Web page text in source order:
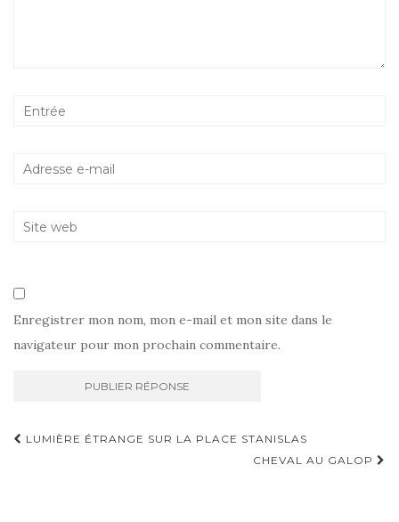
Enregistrer mon nom, mon e-mail et mon site dans le
navigateur pour mon prochain commentaire.
Navigation
LUMIÈRE ÉTRANGE SUR LA PLACE STANISLAS
CHEVAL AU GALOP